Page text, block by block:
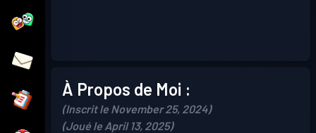
À Propos de Moi :
(Inscrit le November 25, 2024)
(Joué le April 13, 2025)